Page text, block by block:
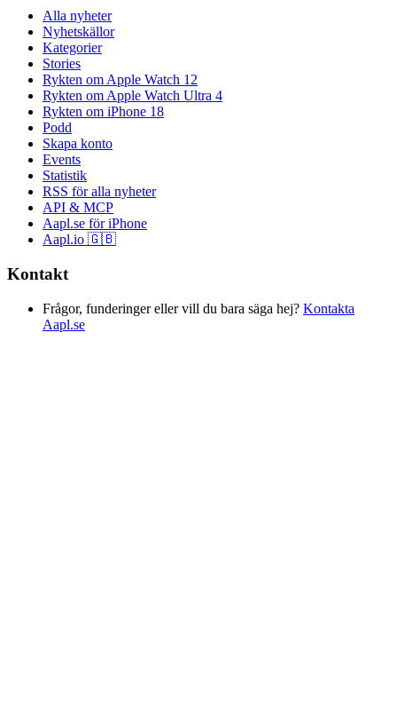
Alla nyheter
Nyhetskällor
Kategorier
Stories
Rykten om Apple Watch 12
Rykten om Apple Watch Ultra 4
Rykten om iPhone 18
Podd
Skapa konto
Events
Statistik
RSS för alla nyheter
API & MCP
Aapl.se för iPhone
Aapl.io 🇬🇧
Kontakt
Frågor, funderinger eller vill du bara säga hej? Kontakta
Aapl.se